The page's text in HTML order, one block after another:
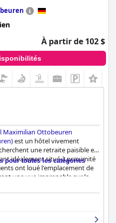
À partir de 102 $
Maximilian Ottobeuren
est un hôtel vivement
une retraite paisible et
idéalement situé à proximité
ont loué l'emplacement de
une vue imprenable sur la
du petit-déjeuner est un
étant ravis de la grande
la haute qualité de la
spacieuses, propres
pour toutes les catégories